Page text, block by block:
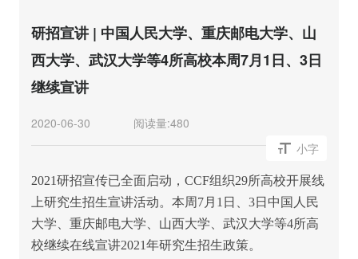
研招宣讲 | 中国人民大学、重庆邮电大学、山
西大学、武汉大学等4所高校本周7月1日、3日
继续宣讲
2020-06-30 阅读量:480
小字
2021研招宣传已全面启动，CCF组织29所高校开展线
上研究生招生宣讲活动。本周7月1日、3日中国人民
大学、重庆邮电大学、山西大学、武汉大学等4所高
校继续在线宣讲2021年研究生招生政策。